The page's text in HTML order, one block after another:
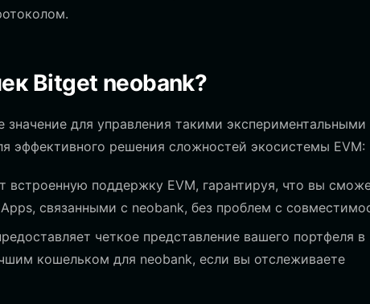
Bitget neobank?
для управления такими экспериментальными
эффективного решения сложностей экосистемы EVM:
встроенную поддержку EVM, гарантируя, что вы
связанными с neobank, без проблем с
четкое представление вашего портфеля в
кошельком для neobank, если вы отслеживаете